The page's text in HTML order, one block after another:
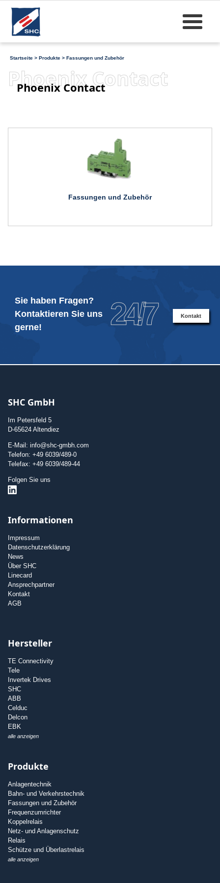
Startseite > Produkte > Fassungen und Zubehör
Phoenix Contact
Phoenix Contact
Fassungen und Zubehör
Sie haben Fragen?
Kontaktieren Sie uns
gerne!
24/7 Kontakt
SHC GmbH
Im Petersfeld 5
D-65624 Altendiez
E-Mail: info@shc-gmbh.com
Telefon: +49 6039/489-0
Telefax: +49 6039/489-44
Folgen Sie uns
Informationen
Impressum
Datenschutzerklärung
News
Über SHC
Linecard
Ansprechpartner
Kontakt
AGB
Hersteller
TE Connectivity
Tele
Invertek Drives
SHC
ABB
Celduc
Delcon
EBK
alle anzeigen
Produkte
Anlagentechnik
Bahn- und Verkehrstechnik
Fassungen und Zubehör
Frequenzumrichter
Koppelrelais
Netz- und Anlagenschutz
Relais
Schütze und Überlastrelais
alle anzeigen